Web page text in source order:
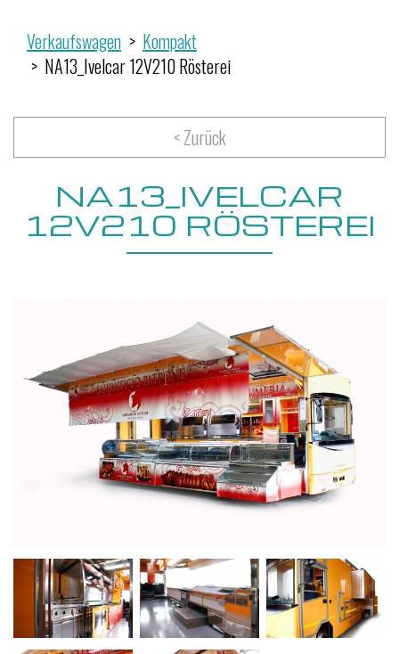
Verkaufswagen
Kompakt
NA13_Ivelcar 12V210 Rösterei
< Zurück
NA13_IVELCAR
12V210 RÖSTEREI